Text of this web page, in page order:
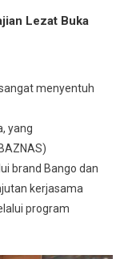
Lezat Buka
menyentuh
yang
brand Bango dan
kerjasama
program